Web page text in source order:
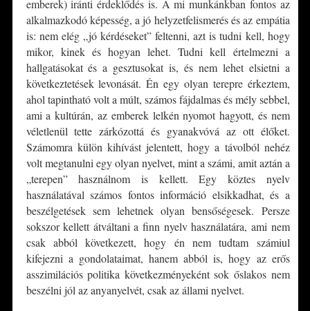
emberek) iránti érdeklődés is. A mi munkánkban fontos az
alkalmazkodó képesség, a jó helyzetfelismerés és az empátia
is: nem elég „jó kérdéseket” feltenni, azt is tudni kell, hogy
mikor, kinek és hogyan lehet. Tudni kell értelmezni a
hallgatásokat és a gesztusokat is, és nem lehet elsietni a
következtetések levonását. Én egy olyan terepre érkeztem,
ahol tapintható volt a múlt, számos fájdalmas és mély sebbel,
ami a kultúrán, az emberek lelkén nyomot hagyott, és nem
véletlenül tette zárkózottá és gyanakvóvá az ott élőket.
Számomra külön kihívást jelentett, hogy a távolból nehéz
volt megtanulni egy olyan nyelvet, mint a számi, amit aztán a
„terepen” használnom is kellett. Egy köztes nyelv
használatával számos fontos információ elsikkadhat, és a
beszélgetések sem lehetnek olyan bensőségesek. Persze
sokszor kellett átváltani a finn nyelv használatára, ami nem
csak abból következett, hogy én nem tudtam számiul
kifejezni a gondolataimat, hanem abból is, hogy az erős
asszimilációs politika következményeként sok őslakos nem
beszélni jól az anyanyelvét, csak az állami nyelvet.